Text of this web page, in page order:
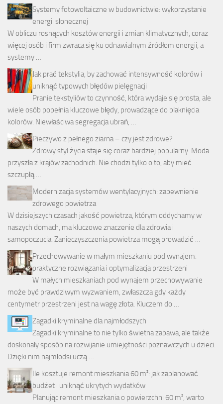
Systemy fotowoltaiczne w budownictwie: wykorzystanie
energii słonecznej
W obliczu rosnących kosztów energii i zmian klimatycznych, coraz
więcej osób i firm zwraca się ku odnawialnym źródłom energii, a
systemy …
Jak prać tekstylia, by zachować intensywność kolorów i
uniknąć typowych błędów pielęgnacji
Pranie tekstyliów to czynność, która wydaje się prosta, ale
wiele osób popełnia kluczowe błędy, prowadzące do blaknięcia
kolorów. Niewłaściwa segregacja ubrań, …
Pieczywo z pełnego ziarna – czy jest zdrowe?
Zdrowy styl życia staje się coraz bardziej popularny. Moda
przyszła z krajów zachodnich. Nie chodzi tylko o to, aby mieć
szczupłą …
Modernizacja systemów wentylacyjnych: zapewnienie
zdrowego powietrza
W dzisiejszych czasach jakość powietrza, którym oddychamy w
naszych domach, ma kluczowe znaczenie dla zdrowia i
samopoczucia. Zanieczyszczenia powietrza mogą prowadzić …
Przechowywanie w małym mieszkaniu pod wynajem:
praktyczne rozwiązania i optymalizacja przestrzeni
W małych mieszkaniach pod wynajem przechowywanie
może być prawdziwym wyzwaniem, zwłaszcza gdy każdy
centymetr przestrzeni jest na wagę złota. Kluczem do …
Zagadki kryminalne dla najmłodszych
Zagadki kryminalne to nie tylko świetna zabawa, ale także
doskonały sposób na rozwijanie umiejętności poznawczych u dzieci.
Dzięki nim najmłodsi uczą …
Ile kosztuje remont mieszkania 60 m²: jak zaplanować
budżet i uniknąć ukrytych wydatków
Planując remont mieszkania o powierzchni 60 m², warto